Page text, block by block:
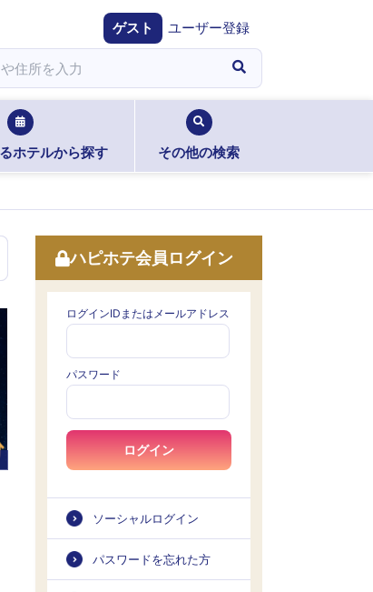
ゲスト ユーザー登録
ホテルから探す その他の検索
ハピホテ会員ログイン
ログインIDまたはメールアドレス
パスワード
ログイン
ソーシャルログイン
パスワードを忘れた方